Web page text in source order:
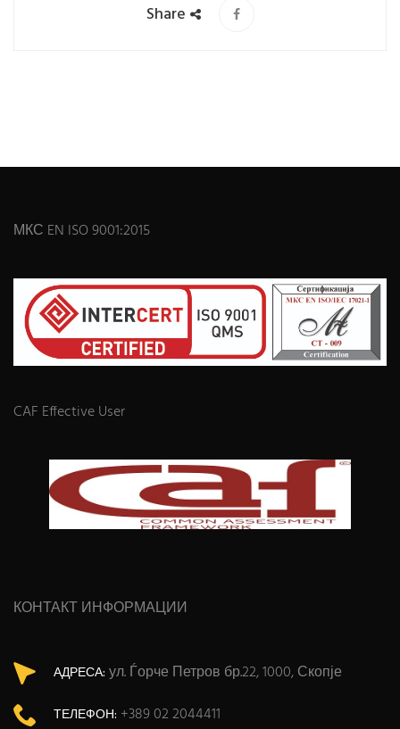
Share
МКС EN ISO 9001:2015
CAF Effective User
КОНТАКТ ИНФОРМАЦИИ
АДРЕСА: ул. Ѓорче Петров бр.22, 1000, Скопје
ТЕЛЕФОН: +389 02 2044411